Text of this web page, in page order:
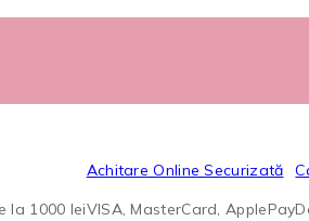
la 1000 lei
Achitare Online Securizată
VISA, MasterCard, ApplePay